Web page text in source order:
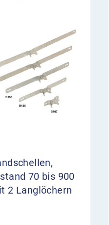
sind die
274 enthalten.
40 km/h im
Lärm- und
70 bis 900
2 Langlöchern